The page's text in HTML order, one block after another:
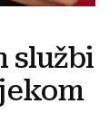
službi